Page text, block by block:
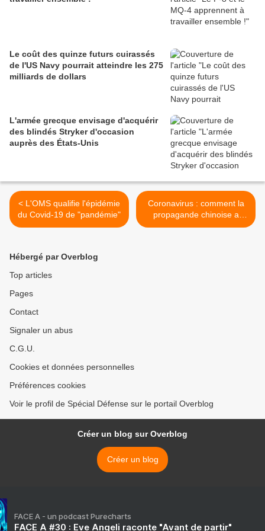
Le coût des quinze futurs cuirassés
de l'US Navy pourrait atteindre les 275
milliards de dollars
L'armée grecque envisage d'acquérir
des blindés Stryker d'occasion
auprès des États-Unis
< L'OMS qualifie l'épidémie
du Covid-19 de "pandémie"
Coronavirus : comment la
propagande chinoise a
placé Xi Jinping sur un
Hébergé par Overblog
Top articles
Pages
Contact
Signaler un abus
C.G.U.
Cookies et données personnelles
Préférences cookies
Voir le profil de Spécial Défense sur le portail Overblog
Créer un blog sur Overblog
Créer un blog
FACE A - un podcast Purecharts
FACE A #30 : Eve Angeli raconte "Avant de partir"